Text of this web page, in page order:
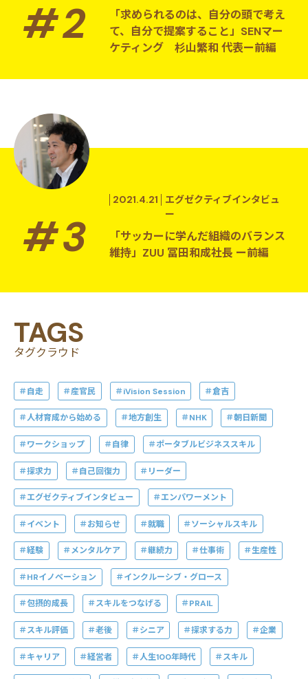
「求められるのは、自分の頭で考え
て、自分で提案すること」SENマー
ケティング 杉山繁和 代表ー前編
「サッカーに学んだ組織のバランス
維持」ZUU 冨田和成社長 ー前編
エグゼクティブインタビュ
ー
2021.4.21
TAGS
タグクラウド
自走 産官民 iVision Session 倉吉
人材育成から始める 地方創生 NHK 朝日新聞
ワークショップ 自律 ポータブルビジネススキル
探求力 自己回復力 リーダー
エグゼクティブインタビュー エンパワーメント
イベント お知らせ 就職 ソーシャルスキル
経験 メンタルケア 継続力 仕事術 生産性
HRイノベーション インクルーシブ・グロース
包摂的成長 スキルをつなげる PRAIL
スキル評価 老後 シニア 探求する力 企業
キャリア 経営者 人生100年時代 スキル